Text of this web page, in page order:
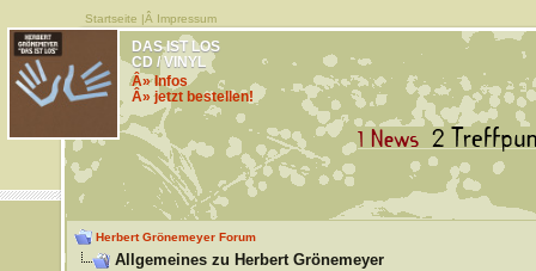
Startseite |Â Impressum
DAS IST LOS
CD / VINYL
Â» Infos
Â» jetzt bestellen!
Herbert Grönemeyer Forum
Allgemeines zu Herbert Grönemeyer